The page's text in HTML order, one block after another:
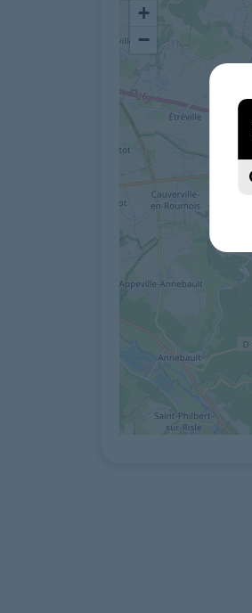
Zones de Livraison
+
−